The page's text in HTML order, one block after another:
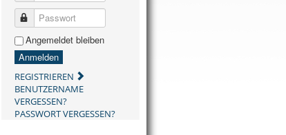
Passwort
Angemeldet bleiben
Anmelden
REGISTRIEREN
BENUTZERNAME
VERGESSEN?
PASSWORT VERGESSEN?